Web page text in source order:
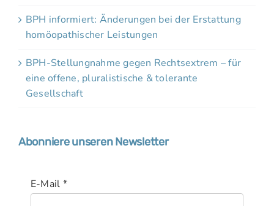
BPH informiert: Änderungen bei der Erstattung
homöopathischer Leistungen
BPH-Stellungnahme gegen Rechtsextrem – für
eine offene, pluralistische & tolerante
Gesellschaft
Abonniere unseren Newsletter
E-Mail *